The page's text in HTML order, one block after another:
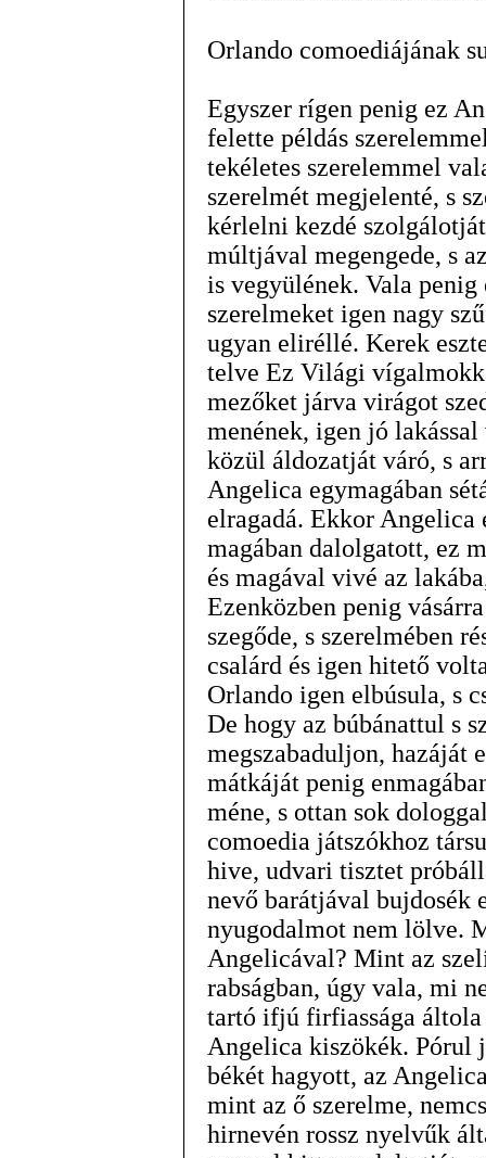
Orlando comoediájának
Egyszer rígen penig ez
felette példás
tekéletes szerelemmel
szerelmét megjelenté, s
kérlelni kezdé
múltjával megengede, s
is vegyülének. Vala
szerelmeket igen nagy
ugyan eliréllé. Kerek
telve Ez Világi
mezőket járva virágot
menének, igen jó
közül áldozatját váró, s
Angelica egymagában
elragadá. Ekkor Angelica
magában dalolgatott, ez
és magával vivé az
Ezenközben penig
szegőde, s szerelmében
csalárd és igen hitető
Orlando igen elbúsula, s
De hogy az búbánattul s
megszabaduljon, hazáját
mátkáját penig
méne, s ottan sok
comoedia játszókhoz
hive, udvari tisztet
nevő barátjával bujdosék
nyugodalmot nem lölve.
Angelicával? Mint az
rabságban, úgy vala, mi
tartó ifjú firfiassága áltola
Angelica kiszökék. Pórul
békét hagyott, az
mint az ő szerelme,
hirnevén rossz nyelvűk